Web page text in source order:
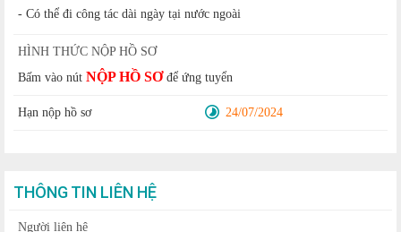
- Có thể đi công tác dài ngày tại nước ngoài
HÌNH THỨC NỘP HỒ SƠ
Bấm vào nút NỘP HỒ SƠđể ứng tuyển
Hạn nộp hồ sơ 24/07/2024
THÔNG TIN LIÊN HỆ
Người liên hệ